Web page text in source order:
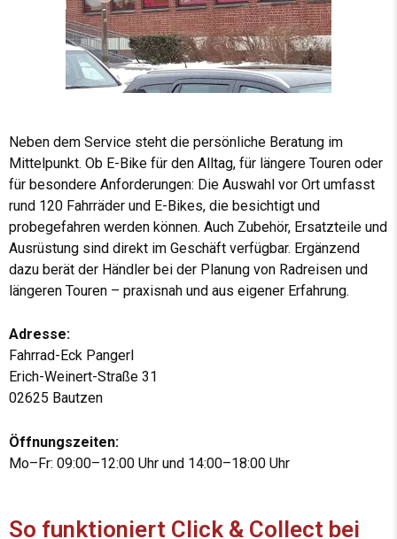
Neben dem Service steht die persönliche Beratung im
Mittelpunkt. Ob E-Bike für den Alltag, für längere Touren oder
für besondere Anforderungen: Die Auswahl vor Ort umfasst
rund 120 Fahrräder und E-Bikes, die besichtigt und
probegefahren werden können. Auch Zubehör, Ersatzteile und
Ausrüstung sind direkt im Geschäft verfügbar. Ergänzend
dazu berät der Händler bei der Planung von Radreisen und
längeren Touren – praxisnah und aus eigener Erfahrung.
Adresse:
Fahrrad-Eck Pangerl
Erich-Weinert-Straße 31
02625 Bautzen
Öffnungszeiten:
Mo–Fr: 09:00–12:00 Uhr und 14:00–18:00 Uhr
So funktioniert Click & Collect bei